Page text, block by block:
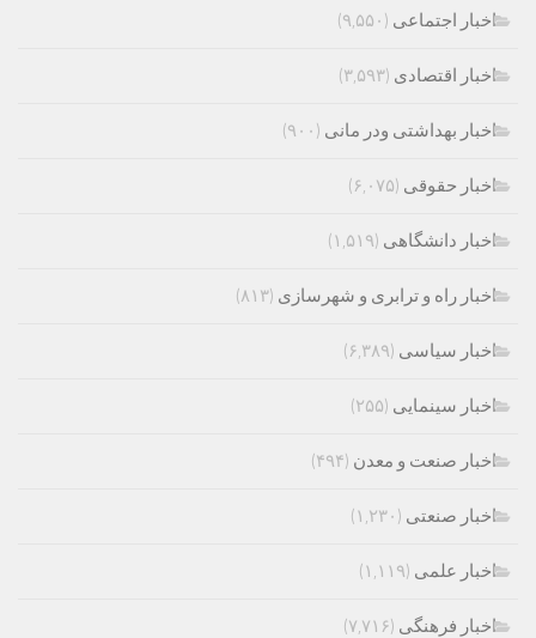
اخبار اجتماعی (۹,۵۵۰)
اخبار اقتصادی (۳,۵۹۳)
اخبار بهداشتی ودر مانی (۹۰۰)
اخبار حقوقی (۶,۰۷۵)
اخبار دانشگاهی (۱,۵۱۹)
اخبار راه و ترابری و شهرسازی (۸۱۳)
اخبار سیاسی (۶,۳۸۹)
اخبار سینمایی (۲۵۵)
اخبار صنعت و معدن (۴۹۴)
اخبار صنعتی (۱,۲۳۰)
اخبار علمی (۱,۱۱۹)
اخبار فرهنگی (۷,۷۱۶)